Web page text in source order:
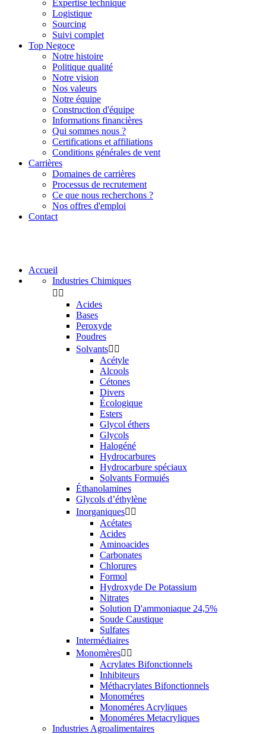
Expertise technique
Logistique
Sourcing
Suivi complet
Top Negoce
Notre histoire
Politique qualité
Notre vision
Nos valeurs
Notre équipe
Construction d'équipe
Informations financières
Qui sommes nous ?
Certifications et affiliations
Conditions générales de vent
Carrières
Domaines de carrières
Processus de recrutement
Ce que nous recherchons ?
Nos offres d'emploi
Contact
Accueil
Industries Chimiques
 
Acides
Bases
Peroxyde
Poudres
Solvants 
Acétyle
Alcools
Cétones
Divers
Écologique
Esters
Glycol éthers
Glycols
Halogéné
Hydrocarbures
Hydrocarbure spéciaux
Solvants Formuiés
Éthanolamines
Glycols d’éthylène
Inorganiques 
Acétates
Acides
Aminoacides
Carbonates
Chlorures
Formol
Hydroxyde De Potassium
Nitrates
Solution D'ammoniaque 24,5%
Soude Caustique
Sulfates
Intermédiaires
Monomères 
Acrylates Bifonctionnels
Inhibiteurs
Méthacrylates Bifonctionnels
Monoméres
Monoméres Acryliques
Monoméres Metacryliques
Industries Agroalimentaires